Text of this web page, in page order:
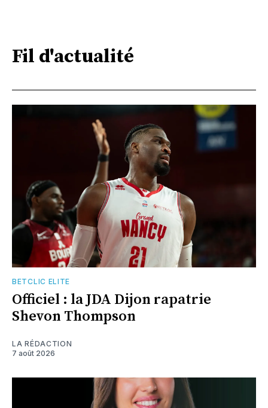
Fil d'actualité
BETCLIC ELITE
Officiel : la JDA Dijon rapatrie
Shevon Thompson
LA RÉDACTION
7 août 2026